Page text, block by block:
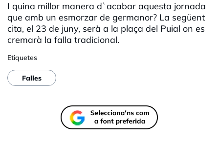
I quina millor manera d`acabar aquesta jornada
que amb un esmorzar de germanor? La següent
cita, el 23 de juny, serà a la plaça del Puial on es
cremarà la falla tradicional.
Etiquetes
Falles